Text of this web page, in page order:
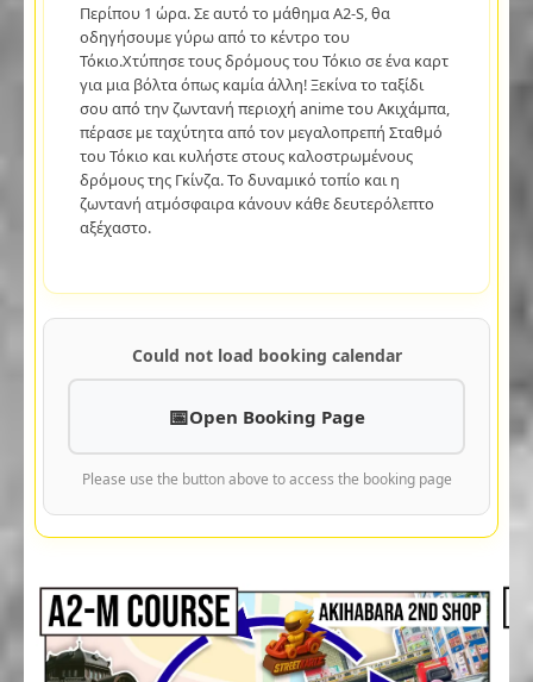
Περίπου 1 ώρα. Σε αυτό το μάθημα A2-S, θα
οδηγήσουμε γύρω από το κέντρο του
Τόκιο.Χτύπησε τους δρόμους του Τόκιο σε ένα καρτ
για μια βόλτα όπως καμία άλλη! Ξεκίνα το ταξίδι
σου από την ζωντανή περιοχή anime του Ακιχάμπα,
πέρασε με ταχύτητα από τον μεγαλοπρεπή Σταθμό
του Τόκιο και κυλήστε στους καλοστρωμένους
δρόμους της Γκίνζα. Το δυναμικό τοπίο και η
ζωντανή ατμόσφαιρα κάνουν κάθε δευτερόλεπτο
αξέχαστο.
Could not load booking calendar
Open Booking Page
Please use the button above to access the booking page